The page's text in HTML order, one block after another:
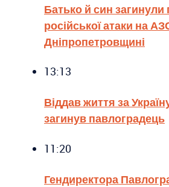
Батько й син загинули
російської атаки на
Дніпропетровщині
13:13
Віддав життя за
загинув павлоградець
11:20
Гендиректора